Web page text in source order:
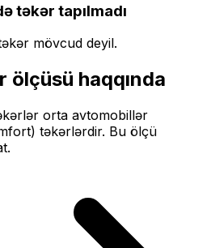
təkər tapılmadı
mövcud deyil.
ölçüsü haqqında
orta avtomobillər
təkərlərdir. Bu ölçü